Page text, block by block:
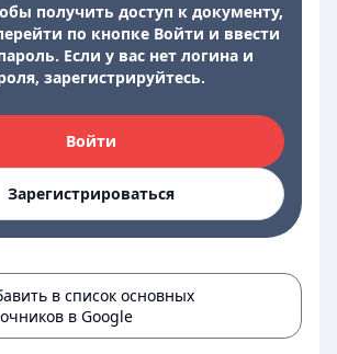
получить доступ к документу,
по кнопке Войти и ввести
Если у вас нет логина и
зарегистрируйтесь.
Войти
Зарегистрироваться
в список основных
в Google